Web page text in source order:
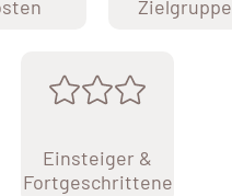
Zielgruppe
Einsteiger &
Fortgeschrittene